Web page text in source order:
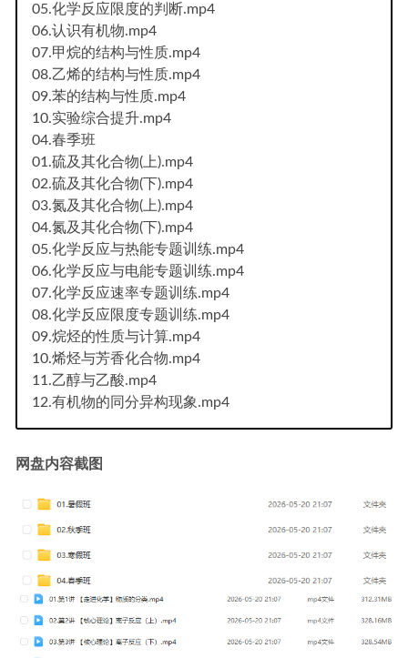
05.化学反应限度的判断.mp4
06.认识有机物.mp4
07.甲烷的结构与性质.mp4
08.乙烯的结构与性质.mp4
09.苯的结构与性质.mp4
10.实验综合提升.mp4
04.春季班
01.硫及其化合物(上).mp4
02.硫及其化合物(下).mp4
03.氮及其化合物(上).mp4
04.氮及其化合物(下).mp4
05.化学反应与热能专题训练.mp4
06.化学反应与电能专题训练.mp4
07.化学反应速率专题训练.mp4
08.化学反应限度专题训练.mp4
09.烷烃的性质与计算.mp4
10.烯烃与芳香化合物.mp4
11.乙醇与乙酸.mp4
12.有机物的同分异构现象.mp4
网盘内容截图